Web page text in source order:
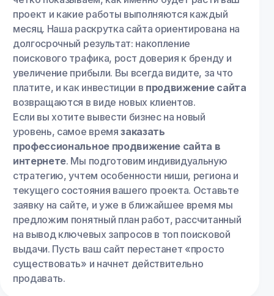
проект и какие работы выполняются каждый
месяц. Наша раскрутка сайта ориентирована на
долгосрочный результат: накопление
поискового трафика, рост доверия к бренду и
увеличение прибыли. Вы всегда видите, за что
платите, и как инвестиции в продвижение сайта
возвращаются в виде новых клиентов.
Если вы хотите вывести бизнес на новый
уровень, самое времязаказать
профессиональное продвижение сайта в
интернете. Мы подготовим индивидуальную
стратегию, учтем особенности ниши, региона и
текущего состояния вашего проекта. Оставьте
заявку на сайте, и уже в ближайшее время мы
предложим понятный план работ, рассчитанный
на вывод ключевых запросов в топ поисковой
выдачи. Пусть ваш сайт перестанет «просто
существовать» и начнет действительно
продавать.